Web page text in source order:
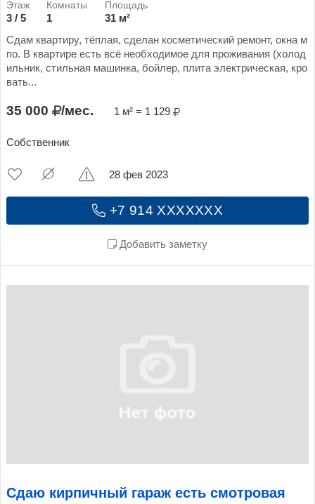
3 / 5 1
31 м²
Сдам квартиру, тёплая, сделан косметический ремонт, окна м
по. В квартире есть всё необходимое для проживания (холод
ильник, стильная машинка, бойлер, плита электрическая, кро
вать...
35 000 /мес. 1 м² = 1 129
Собственник
+7 914 XXXXXXX
Добавить заметку
28 фев 2023
Сдаю кирпичный гараж есть смотровая